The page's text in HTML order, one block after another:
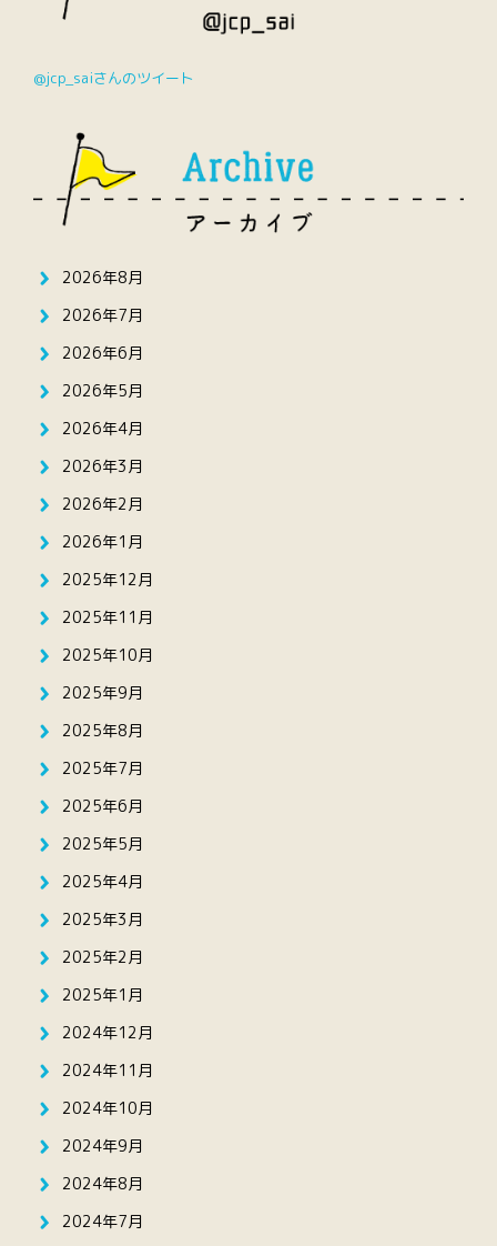
@jcp_saiさんのツイート
2026年8月
2026年7月
2026年6月
2026年5月
2026年4月
2026年3月
2026年2月
2026年1月
2025年12月
2025年11月
2025年10月
2025年9月
2025年8月
2025年7月
2025年6月
2025年5月
2025年4月
2025年3月
2025年2月
2025年1月
2024年12月
2024年11月
2024年10月
2024年9月
2024年8月
2024年7月